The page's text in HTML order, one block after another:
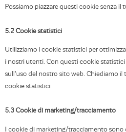
Possiamo piazzare questi cookie senza il
5.2 Cookie statistici
Utilizziamo i cookie statistici per
i nostri utenti. Con questi cookie
sull'uso del nostro sito web. Chiediamo il
cookie statistici
5.3 Cookie di marketing/tracciamento
I cookie di marketing/tracciamento sono